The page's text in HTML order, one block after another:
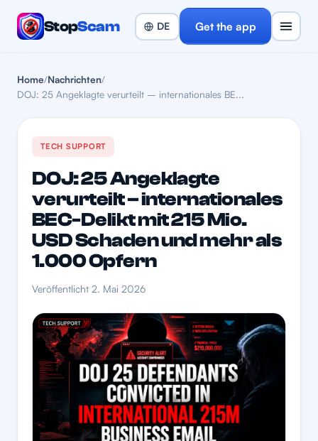
StopScam Get the app
Home/Nachrichten/
DOJ: 25 Angeklagte verurteilt – internationales BE...
TECH SUPPORT
DOJ: 25 Angeklagte
verurteilt – internationales
BEC-Delikt mit 215 Mio.
USD Schaden und mehr als
1.000 Opfern
Veröffentlicht 2. Mai 2026